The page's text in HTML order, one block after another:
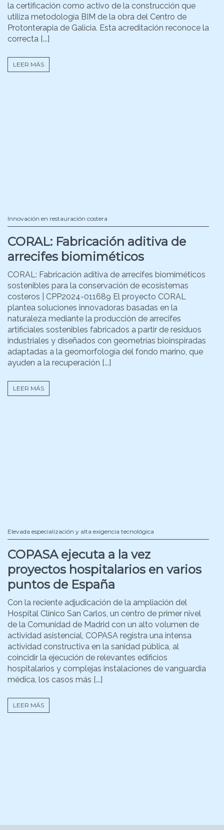
la certificación como activo de la construcción que
utiliza metodología BIM de la obra del Centro de
Protonterapia de Galicia. Esta acreditación reconoce la
correcta [...]
LEER MÁS
Innovación en restauración costera
CORAL: Fabricación aditiva de
arrecifes biomiméticos
CORAL: Fabricación aditiva de arrecifes biomiméticos
sostenibles para la conservación de ecosistemas
costeros | CPP2024-011689 El proyecto CORAL
plantea soluciones innovadoras basadas en la
naturaleza mediante la producción de arrecifes
artificiales sostenibles fabricados a partir de residuos
industriales y diseñados con geometrías bioinspiradas
adaptadas a la geomorfología del fondo marino, que
ayuden a la recuperación [...]
LEER MÁS
Elevada especialización y alta exigencia tecnológica
COPASA ejecuta a la vez
proyectos hospitalarios en varios
puntos de España
Con la reciente adjudicación de la ampliación del
Hospital Clínico San Carlos, un centro de primer nivel
de la Comunidad de Madrid con un alto volumen de
actividad asistencial, COPASA registra una intensa
actividad constructiva en la sanidad pública, al
coincidir la ejecución de relevantes edificios
hospitalarios y complejas instalaciones de vanguardia
médica, los casos más [...]
LEER MÁS